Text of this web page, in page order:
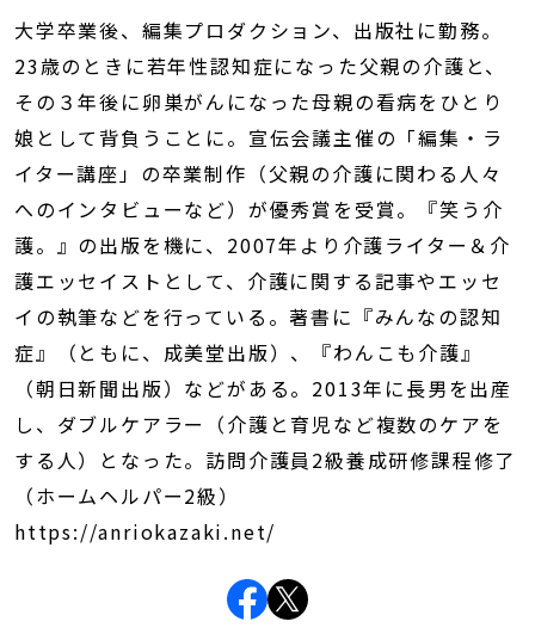
大学卒業後、編集プロダクション、出版社に勤務。
23歳のときに若年性認知症になった父親の介護と、
その３年後に卵巣がんになった母親の看病をひとり
娘として背負うことに。宣伝会議主催の「編集・ラ
イター講座」の卒業制作（父親の介護に関わる人々
へのインタビューなど）が優秀賞を受賞。『笑う介
護。』の出版を機に、2007年より介護ライター＆介
護エッセイストとして、介護に関する記事やエッセ
イの執筆などを行っている。著書に『みんなの認知
症』（ともに、成美堂出版）、『わんこも介護』
（朝日新聞出版）などがある。2013年に長男を出産
し、ダブルケアラー（介護と育児など複数のケアを
する人）となった。訪問介護員2級養成研修課程修了
（ホームヘルパー2級）
https://anriokazaki.net/